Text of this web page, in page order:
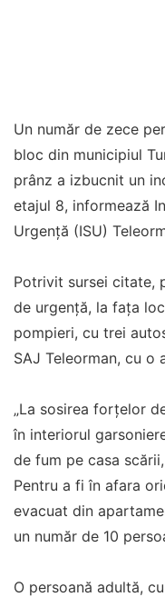
Un număr de zece
bloc din municipiul
prânz a izbucnit un
etajul 8, informează
Urgenţă (ISU)
Potrivit sursei citate,
de urgenţă, la faţa
pompieri, cu trei
SAJ Teleorman, cu o
„La sosirea forţelor
în interiorul
de fum pe casa
Pentru a fi în afara
evacuat din
un număr de 10
O persoană adultă,